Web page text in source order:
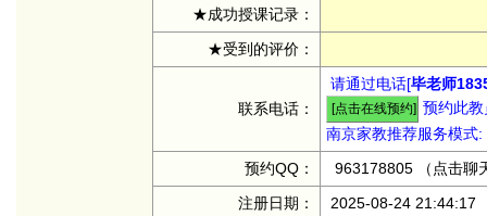
★成功授课记录：
★受到的评价：
联系电话：
请通过电话[毕老师
预约此
南京家教推荐服务模式
预约QQ：
963178805 （点击聊
注册日期：
2025-08-24 21:44:17